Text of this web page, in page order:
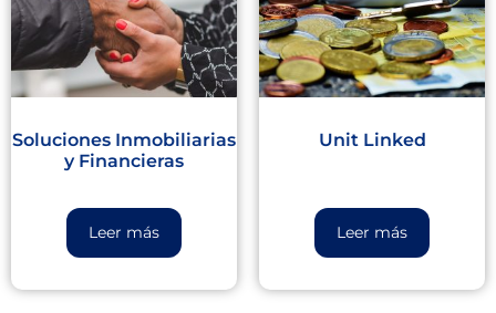
Soluciones Inmobiliarias
y Financieras
Leer más
Unit Linked
Leer más